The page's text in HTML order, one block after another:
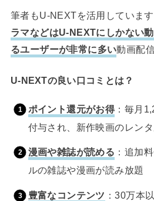
筆者もU-NEXTを活用しています
ラマなどはU-NEXTにしかない
るユーザーが非常に多い動画配
U-NEXTの良い口コミとは？
ポイント還元がお得：毎月
付与され、新作映画のレン
漫画や雑誌が読める ：追加
ルの雑誌や漫画が読み放題
豊富なコンテンツ ：30万本